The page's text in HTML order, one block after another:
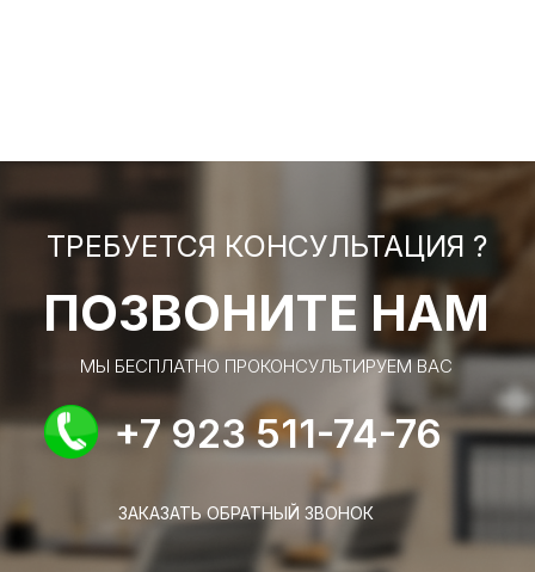
ТРЕБУЕТСЯ КОНСУЛЬТАЦИЯ ?
ПОЗВОНИТЕ НАМ
МЫ БЕСПЛАТНО ПРОКОНСУЛЬТИРУЕМ ВАС
+7 923 511-74-76
ЗАКАЗАТЬ ОБРАТНЫЙ ЗВОНОК